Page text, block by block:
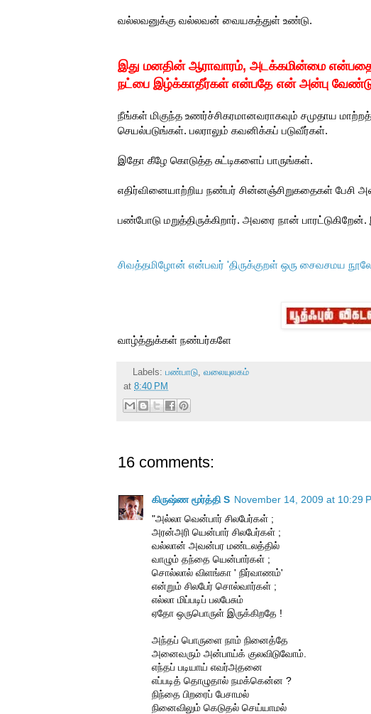
வல்லவனுக்கு வல்லவன் வையகத்துள் உண்டு.
இது மனதின் ஆராவாரம், அடக்கமின்மை
நட்பை இழ்க்காதீர்கள் என்பதே என் அன்பு
நீங்கள் மிகுந்த உணர்ச்சிகரமானவராகவும் சமுதாய
செயல்படுங்கள். பலராலும் கவனிக்கப் படுவீர்கள்.
இதோ கீழே கொடுத்த சுட்டிகளைப் பாருங்கள்.
எதிர்வினையாற்றிய நண்பர் சின்னஞ்சிறுகதைகள் பேசி
பண்போடு மறுத்திருக்கிறார். அவரை நான் பாரட்டுகிறேன்.
சிவத்தமிழோன் என்பவர் 'திருக்குறள் ஒரு சைவசமய
வாழ்த்துக்கள் நண்பர்களே
Labels: பண்பாடு, வலையுலகம்
at 8:40 PM
16 comments:
கிருஷ்ண மூர்த்தி S November 14, 2009 at 10:29
"அல்லா வென்பார் சிலபேர்கள் ;
அரன்அரி யென்பார் சிலபேர்கள் ;
வல்லான் அவன்பர மண்டலத்தில்
வாழும் தந்தை யென்பார்கள் ;
சொல்லால் விளங்கா ' நிர்வாணம்'
என்றும் சிலபேர் சொல்வார்கள் ;
எல்லா மிப்படிப் பலபேசும்
ஏதோ ஒருபொருள் இருக்கிறதே !
அந்தப் பொருளை நாம் நினைத்தே
அனைவரும் அன்பாய்க் குலவிடுவோம்.
எந்தப் படியாய் எவர்அதனை
எப்படித் தொழுதால் நமக்கென்ன ?
நிந்தை பிறரைப் பேசாமல்
நினைவிலும் கெடுதல் செய்யாமல்